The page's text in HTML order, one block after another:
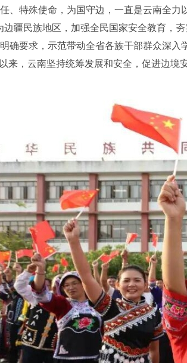
、特殊使命，为国守边，一直是云南全力
边疆民族地区，加强全民国家安全教育，
确要求，示范带动全省各族干部群众深入
来，云南坚持统筹发展和安全，促进边